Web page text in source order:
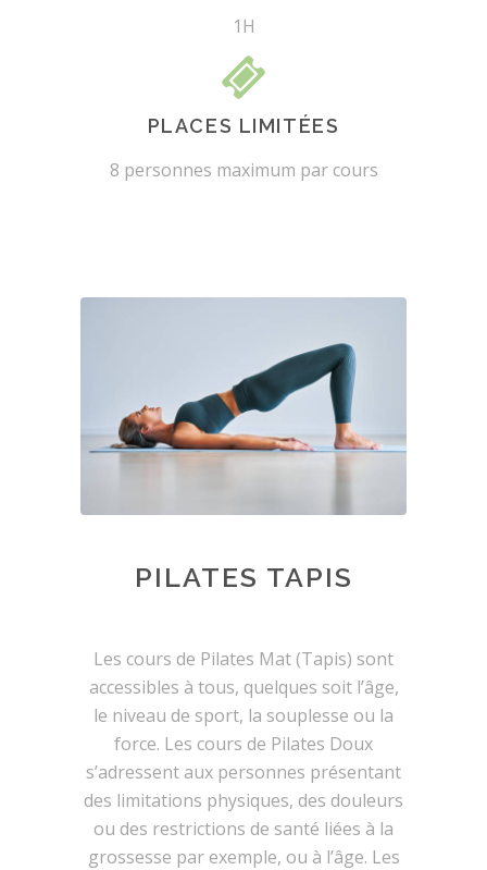
1H
PLACES LIMITÉES
8 personnes maximum par cours
PILATES TAPIS
Les cours de Pilates Mat (Tapis) sont
accessibles à tous, quelques soit l’âge,
le niveau de sport, la souplesse ou la
force. Les cours de Pilates Doux
s’adressent aux personnes présentant
des limitations physiques, des douleurs
ou des restrictions de santé liées à la
grossesse par exemple, ou à l’âge. Les